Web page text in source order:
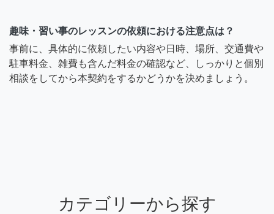
趣味・習い事のレッスンの依頼における注意点は？
事前に、具体的に依頼したい内容や日時、場所、交通費や
駐車料金、雑費も含んだ料金の確認など、しっかりと個別
相談をしてから本契約をするかどうかを決めましょう。
カテゴリーから探す